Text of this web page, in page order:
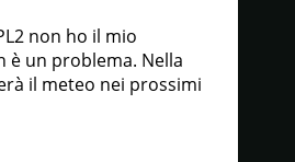
non ho il mio
un problema. Nella
il meteo nei prossimi